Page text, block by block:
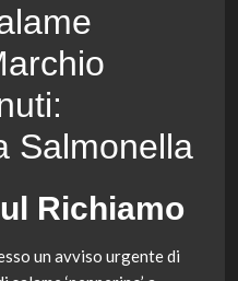
Salmonella
Richiamo
un avviso urgente di